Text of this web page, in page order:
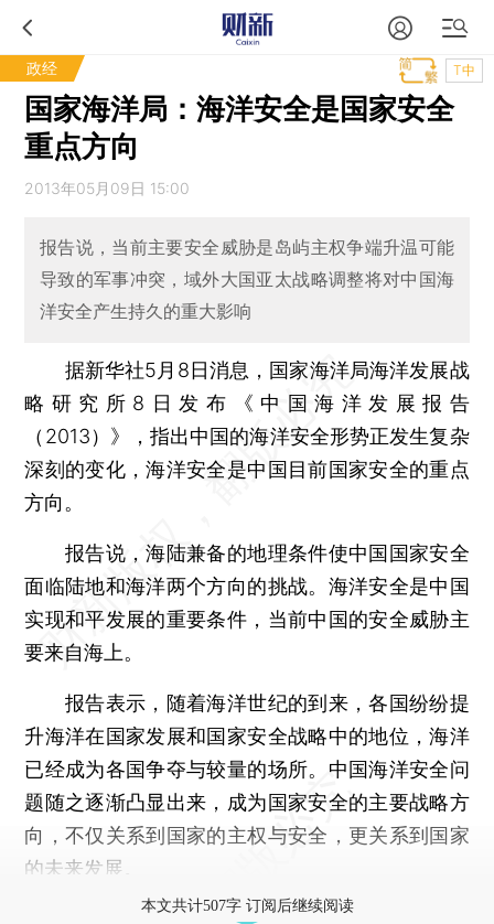
政经 T中
国家海洋局：海洋安全是国家安全
重点方向
2013年05月09日 15:00
报告说，当前主要安全威胁是岛屿主权争端升温可能
导致的军事冲突，域外大国亚太战略调整将对中国海
洋安全产生持久的重大影响
据新华社5月8日消息，国家海洋局海洋发展战
略研究所8日发布《中国海洋发展报告
（2013）》，指出中国的海洋安全形势正发生复杂
深刻的变化，海洋安全是中国目前国家安全的重点
方向。
报告说，海陆兼备的地理条件使中国国家安全
面临陆地和海洋两个方向的挑战。海洋安全是中国
实现和平发展的重要条件，当前中国的安全威胁主
要来自海上。
报告表示，随着海洋世纪的到来，各国纷纷提
升海洋在国家发展和国家安全战略中的地位，海洋
已经成为各国争夺与较量的场所。中国海洋安全问
题随之逐渐凸显出来，成为国家安全的主要战略方
向，不仅关系到国家的主权与安全，更关系到国家
的未来发展。
本文共计507字 订阅后继续阅读